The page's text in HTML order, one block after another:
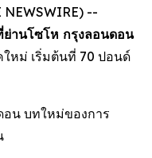
--
ย่านโซโห กรุงลอนดอน
ใหม่ เริ่มต้นที่ 70 ปอนด์
น บทใหม่ของการ